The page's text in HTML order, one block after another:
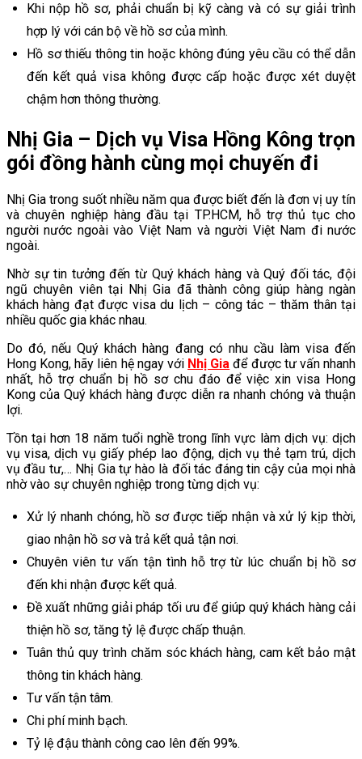
Khi nộp hồ sơ, phải chuẩn bị kỹ càng và có sự giải trình
hợp lý với cán bộ về hồ sơ của mình.
Hồ sơ thiếu thông tin hoặc không đúng yêu cầu có thể dẫn
đến kết quả visa không được cấp hoặc được xét duyệt
chậm hơn thông thường.
Nhị Gia – Dịch vụ Visa Hồng Kông trọn
gói đồng hành cùng mọi chuyến đi
Nhị Gia trong suốt nhiều năm qua được biết đến là đơn vị uy tín
và chuyên nghiệp hàng đầu tại TP.HCM, hỗ trợ thủ tục cho
người nước ngoài vào Việt Nam và người Việt Nam đi nước
ngoài.
Nhờ sự tin tưởng đến từ Quý khách hàng và Quý đối tác, đội
ngũ chuyên viên tại Nhị Gia đã thành công giúp hàng ngàn
khách hàng đạt được visa du lịch – công tác – thăm thân tại
nhiều quốc gia khác nhau.
Do đó, nếu Quý khách hàng đang có nhu cầu làm visa đến
Hong Kong, hãy liên hệ ngay với Nhị Gia để được tư vấn nhanh
nhất, hỗ trợ chuẩn bị hồ sơ chu đáo để việc xin visa Hong
Kong của Quý khách hàng được diễn ra nhanh chóng và thuận
lợi.
Tồn tại hơn 18 năm tuổi nghề trong lĩnh vực làm dịch vụ: dịch
vụ visa, dịch vụ giấy phép lao động, dịch vụ thẻ tạm trú, dịch
vụ đầu tư,… Nhị Gia tự hào là đối tác đáng tin cậy của mọi nhà
nhờ vào sự chuyên nghiệp trong từng dịch vụ:
Xử lý nhanh chóng, hồ sơ được tiếp nhận và xử lý kịp thời,
giao nhận hồ sơ và trả kết quả tận nơi.
Chuyên viên tư vấn tận tình hỗ trợ từ lúc chuẩn bị hồ sơ
đến khi nhận được kết quả.
Đề xuất những giải pháp tối ưu để giúp quý khách hàng cải
thiện hồ sơ, tăng tỷ lệ được chấp thuận.
Tuân thủ quy trình chăm sóc khách hàng, cam kết bảo mật
thông tin khách hàng.
Tư vấn tận tâm.
Chi phí minh bạch.
Tỷ lệ đậu thành công cao lên đến 99%.